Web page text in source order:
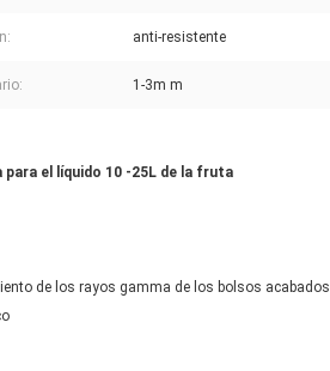
anti-resistente
1-3m m
el líquido 10 -25L de la fruta
de los rayos gamma de los bolsos acabados